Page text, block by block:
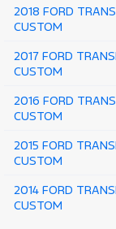
2018 FORD
CUSTOM
2017 FORD
CUSTOM
2016 FORD
CUSTOM
2015 FORD
CUSTOM
2014 FORD
CUSTOM